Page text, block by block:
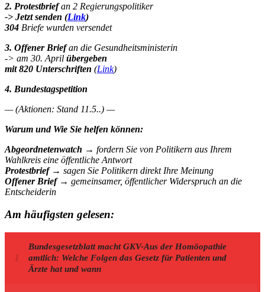
2. Protestbriefan 2 Regierungspolitiker
-> Jetzt senden (Link)
304 Briefe wurden versendet
3. Offener Briefan die Gesundheitsministerin
-> am 30. April übergeben
mit 820 Unterschriften (Link)
4. Bundestagspetition
— (Aktionen: Stand 11.5..) —
Warum und Wie Sie helfen können:
Abgeordnetenwatch → fordern Sie von Politikern aus Ihrem
Wahlkreis eine öffentliche Antwort
Protestbrief → sagen Sie Politikern direkt Ihre Meinung
Offener Brief → gemeinsamer, öffentlicher Widerspruch an die
Entscheiderin
Am häufigsten gelesen:
Bundesgesetzblatt macht GKV-Aus der Homöopathie
amtlich: Welche Folgen das Gesetz für Patienten und
Ärzte hat und wann